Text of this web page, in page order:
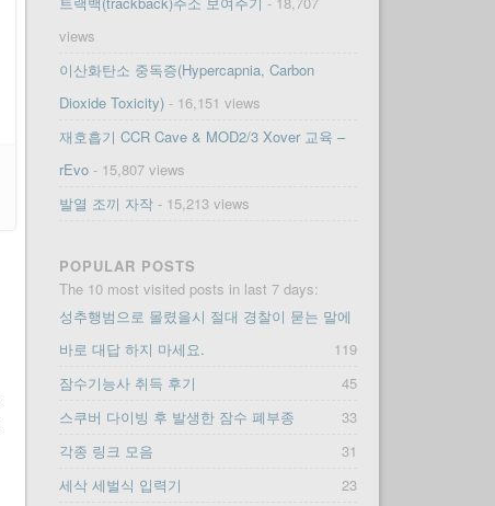
views
이산화탄소 중독증(Hypercapnia, Carbon
Dioxide Toxicity)- 16,151 views
재호흡기 CCR Cave & MOD2/3 Xover 교육 –
rEvo- 15,807 views
발열 조끼 자작- 15,213 views
POPULAR POSTS
The 10 most visited posts in last 7 days:
성추행범으로 몰렸을시 절대 경찰이 묻는 말에
바로 대답 하지 마세요.
119
잠수기능사 취득 후기
45
스쿠버 다이빙 후 발생한 잠수 폐부종
33
각종 링크 모음
31
세삭 세벌식 입력기
23